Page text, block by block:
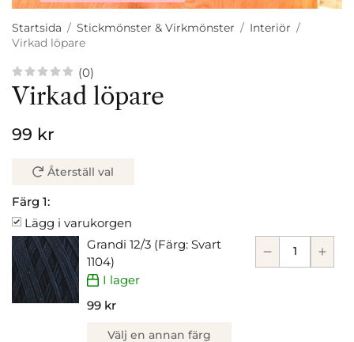
Startsida / Stickmönster & Virkmönster / Interiör /
Virkad löpare
(0)
Virkad löpare
99 kr
Återställ val
Färg 1:
Lägg i varukorgen
Grandi 12/3 (Färg: Svart
1104)
I lager
99 kr
Välj en annan färg